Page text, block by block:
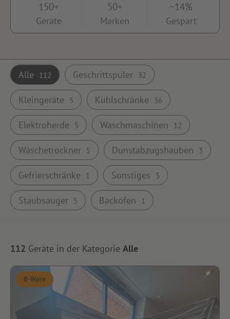
Kontakt
150+
Geräte
50+
Marken
~14%
Gespart
Alle 112 Geschrittspüler 32
Kleingeräte 5 Kühlschränke 36
Elektroherde 5 Waschmaschinen 12
Wäschetrockner 5 Dunstabzugshauben 3
Gefrierschränke 1 Sonstiges 5
Staubsauger 5 Backöfen 1
112 Geräte in der Kategorie Alle
B-Ware